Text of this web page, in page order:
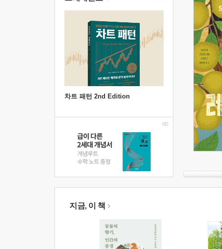
차트 패턴 2nd Edition
지금, 이 책